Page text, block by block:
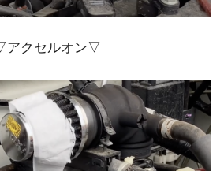
アクセルオン▽